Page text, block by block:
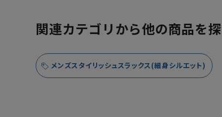
関連カテゴリから他の商品を
メンズスタイリッシュスラックス(細身シルエット)